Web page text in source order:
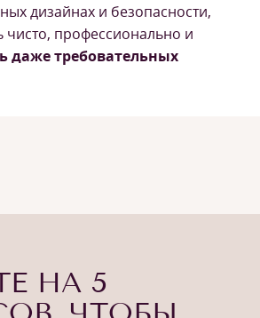
дизайнах и безопасности,
чисто, профессионально и
даже требовательных
НА 5